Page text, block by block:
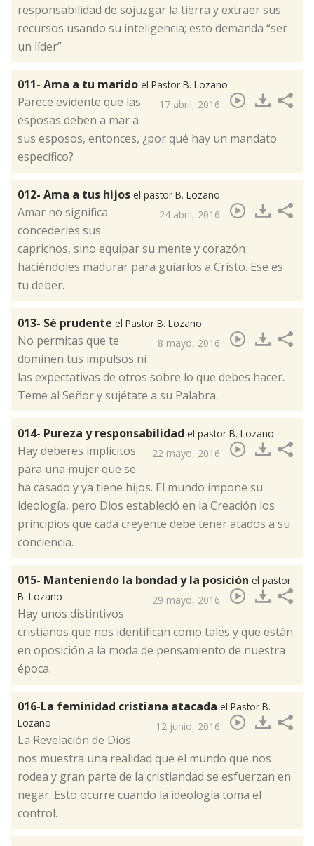
responsabilidad de sojuzgar la tierra y extraer sus
recursos usando su inteligencia; esto demanda “ser
un líder”
011- Ama a tu marido el Pastor B. Lozano
17 abril, 2016
Parece evidente que las
esposas deben a mar a
sus esposos, entonces, ¿por qué hay un mandato
específico?​
012- Ama a tus hijos el pastor B. Lozano
24 abril, 2016
Amar no significa
concederles sus
caprichos, sino equipar su mente y corazón
haciéndoles madurar para guiarlos a Cristo. Ese es
tu deber.​
013- Sé prudente el Pastor B. Lozano
8 mayo, 2016
​No permitas que te
dominen tus impulsos ni
las expectativas de otros sobre lo que debes hacer.
Teme al Señor y sujétate a su Palabra.
014- Pureza y responsabilidad el pastor B. Lozano
22 mayo, 2016
Hay deberes implícitos
para una mujer que se
ha casado y ya tiene hijos. El mundo impone su
ideología, pero Dios estableció en la Creación los
principios que cada creyente debe tener atados a su
conciencia.​
015- Manteniendo la bondad y la posición el pastor
B. Lozano
29 mayo, 2016
Hay unos distintivos
cristianos que nos identifican como tales y que están
en oposición a la moda de pensamiento de nuestra
época.​
016-La feminidad cristiana atacada el Pastor B.
Lozano
12 junio, 2016
La Revelación de Dios
nos muestra una realidad que el mundo que nos
rodea y gran parte de la cristiandad se esfuerzan en
negar. Esto ocurre cuando la ideología toma el
control.​